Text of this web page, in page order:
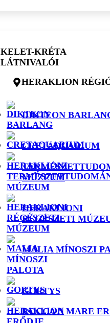
KELET-KRÉTA
LÁTNIVALÓI
HERAKLION
DIKTEON
CRETAQUARIUM
MÚZEUM
HERAKLIONI
RÉGÉSZETI
MALIA MÍNOSZI
GORTYS
ROCCA A MARE